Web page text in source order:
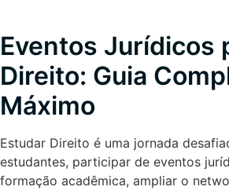
Eventos Jurídicos
Direito: Guia
Máximo
Estudar Direito é uma jornada
estudantes, participar de eventos
formação acadêmica, ampliar o